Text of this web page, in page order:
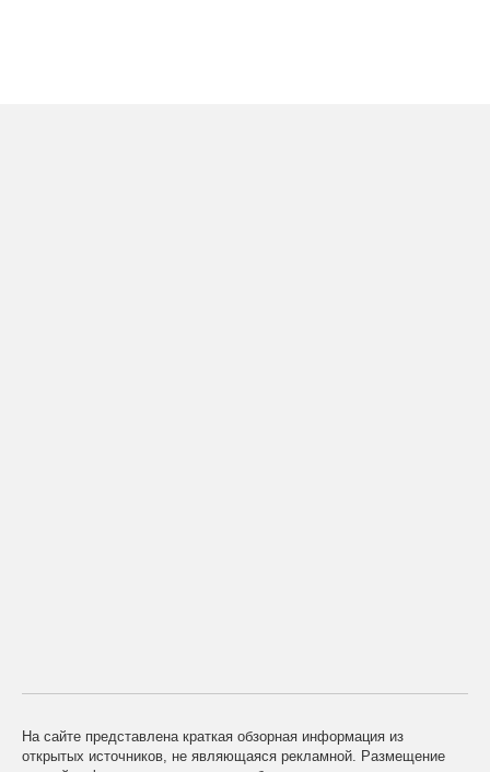
На сайте представлена краткая обзорная информация из
открытых источников, не являющаяся рекламной. Размещение